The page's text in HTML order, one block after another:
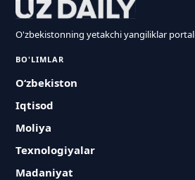
O'zbekistonning yetakchi yangiliklar
BO'LIMLAR
O‘zbekiston
Iqtisod
Moliya
Texnologiyalar
Madaniyat